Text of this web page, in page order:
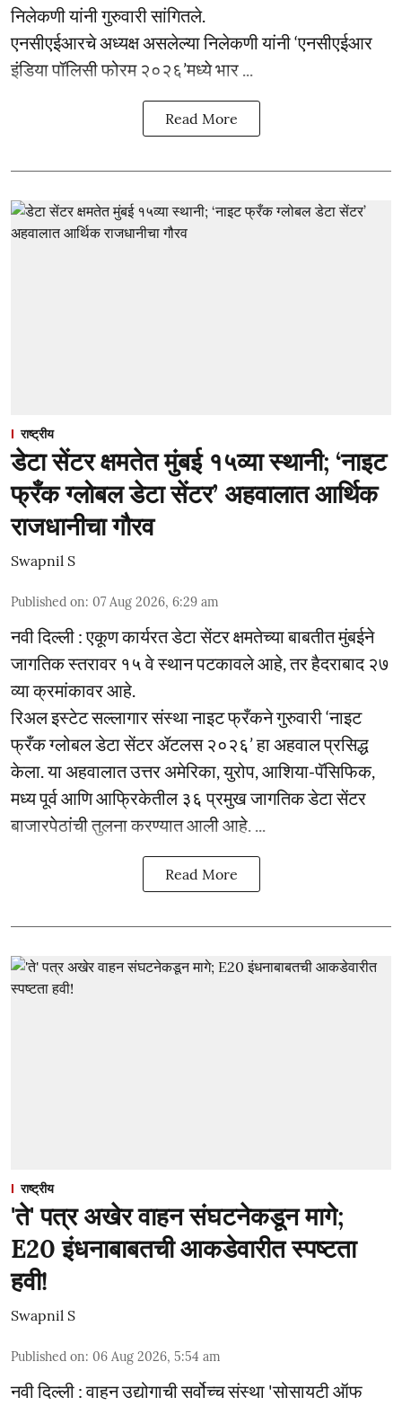
निलेकणी यांनी गुरुवारी सांगितले.
एनसीएईआरचे अध्यक्ष असलेल्या निलेकणी यांनी ‘एनसीएईआर
इंडिया पॉलिसी फोरम २०२६’मध्ये भार ...
Read More
राष्ट्रीय
डेटा सेंटर क्षमतेत मुंबई १५व्या स्थानी; ‘नाइट
फ्रँक ग्लोबल डेटा सेंटर’ अहवालात आर्थिक
राजधानीचा गौरव
Swapnil S
Published on: 07 Aug 2026, 6:29 am
नवी दिल्ली : एकूण कार्यरत डेटा सेंटर क्षमतेच्या बाबतीत मुंबईने
जागतिक स्तरावर १५ वे स्थान पटकावले आहे, तर हैदराबाद २७
व्या क्रमांकावर आहे.
रिअल इस्टेट सल्लागार संस्था नाइट फ्रँकने गुरुवारी ‘नाइट
फ्रँक ग्लोबल डेटा सेंटर ॲटलस २०२६’ हा अहवाल प्रसिद्ध
केला. या अहवालात उत्तर अमेरिका, युरोप, आशिया-पॅसिफिक,
मध्य पूर्व आणि आफ्रिकेतील ३६ प्रमुख जागतिक डेटा सेंटर
बाजारपेठांची तुलना करण्यात आली आहे. ...
Read More
राष्ट्रीय
'ते' पत्र अखेर वाहन संघटनेकडून मागे;
E20 इंधनाबाबतची आकडेवारीत स्पष्टता
हवी!
Swapnil S
Published on: 06 Aug 2026, 5:54 am
नवी दिल्ली : वाहन उद्योगाची सर्वोच्च संस्था 'सोसायटी ऑफ